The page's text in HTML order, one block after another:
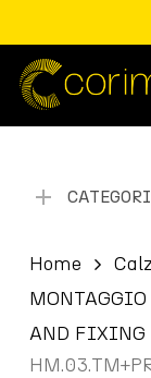
main
content
Ricerca
prodotti
Home
AND FIXING